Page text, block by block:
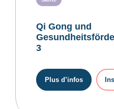
Qi Gong und
3
Plus d’infos